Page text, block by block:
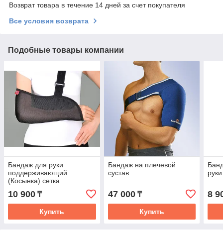
Возврат товара в течение 14 дней за счет покупателя
Все условия возврата
Подобные товары компании
Бандаж для руки
поддерживающий
(Косынка) сетка
10 900 ₸
Купить
Бандаж на плечевой
сустав
47 000₸
Купить
руки
8